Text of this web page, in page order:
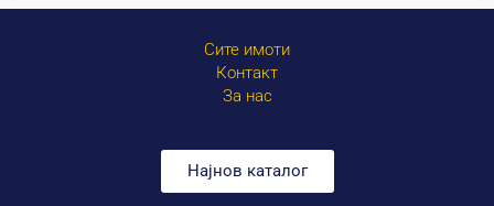
Сите имоти
Контакт
За нас
Најнов каталог